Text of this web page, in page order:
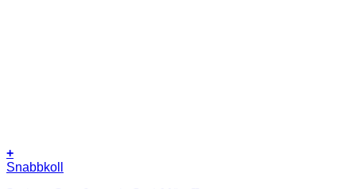
+
Snabbkoll